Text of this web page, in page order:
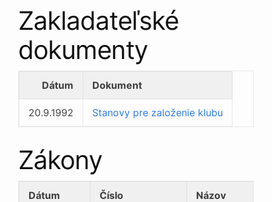
Zakladateľské
dokumenty
Dátum Dokument
20.9.1992 Stanovy pre založenie klubu
Zákony
Dátum Číslo Názov